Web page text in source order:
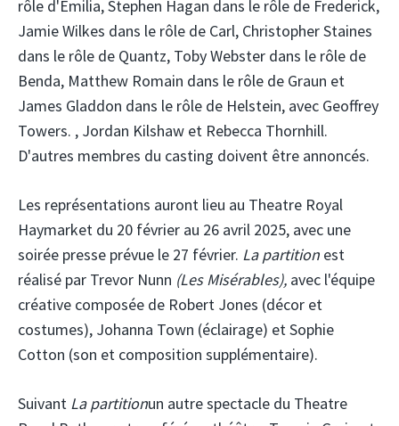
rôle d'Emilia, Stephen Hagan dans le rôle de Frederick,
Jamie Wilkes dans le rôle de Carl, Christopher Staines
dans le rôle de Quantz, Toby Webster dans le rôle de
Benda, Matthew Romain dans le rôle de Graun et
James Gladdon dans le rôle de Helstein, avec Geoffrey
Towers. , Jordan Kilshaw et Rebecca Thornhill.
D'autres membres du casting doivent être annoncés.
Les représentations auront lieu au Theatre Royal
Haymarket du 20 février au 26 avril 2025, avec une
soirée presse prévue le 27 février. La partition est
réalisé par Trevor Nunn (Les Misérables), avec l'équipe
créative composée de Robert Jones (décor et
costumes), Johanna Town (éclairage) et Sophie
Cotton (son et composition supplémentaire).
Suivant La partitionun autre spectacle du Theatre